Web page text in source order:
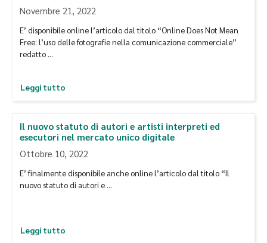
Novembre 21, 2022
E’ disponibile online l’articolo dal titolo “Online Does Not Mean
Free: l’uso delle fotografie nella comunicazione commerciale”
redatto …
Leggi tutto
Il nuovo statuto di autori e artisti interpreti ed
esecutori nel mercato unico digitale
Ottobre 10, 2022
E’ finalmente disponibile anche online l’articolo dal titolo “Il
nuovo statuto di autori e …
Leggi tutto